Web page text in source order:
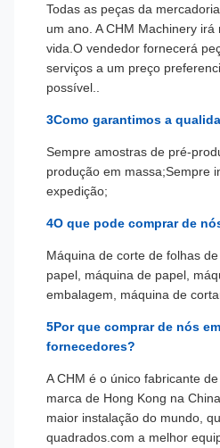
Todas as peças da
um ano. A CHM Machinery
vida.O vendedor fornecerá
serviços a um preço
possível..
3Como garantimos a
Sempre amostras de pré-
produção em massa;Sempre
expedição;
4O que pode comprar de
Máquina de corte de folhas
papel, máquina de papel,
embalagem, máquina de
5Por que comprar de nós
fornecedores?
A CHM é o único fabricante
marca de Hong Kong na
maior instalação do mundo,
quadrados.com a melhor